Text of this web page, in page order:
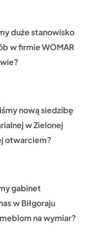
duże stanowisko
w firmie WOMAR
nową siedzibę
w Zielonej
otwarciem?
gabinet
w Biłgoraju
na wymiar?